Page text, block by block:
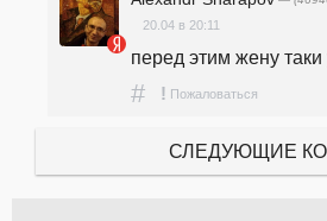
20.04 в 20:11
перед этим жену таки
# ! Пожаловаться
СЛЕДУЮЩИЕ